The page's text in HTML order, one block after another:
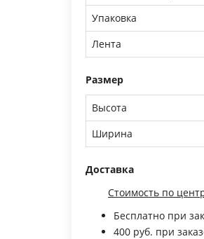
Упаковка
Лента
Размер
Высота
Ширина
Доставка
Стоимость по
Бесплатно при
400 руб. при